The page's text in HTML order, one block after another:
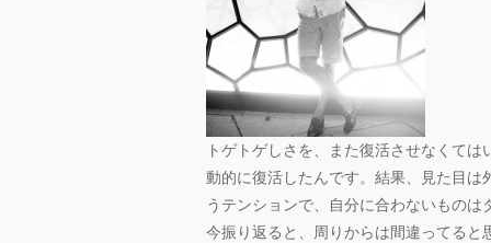
トゲトゲしさを、また復活させなくて
動的に復活したんです。結果、見た目
うテンションで、自分に合わないもの
今振り返ると、周りからは間違ってる